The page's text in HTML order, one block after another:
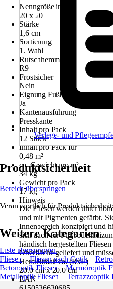
Nenngröße in cm
20 x 20
Stärke
1,6 cm
Sortierung
1. Wahl
Rutschhemmung
R9
Frostsicher
Nein
Eignung Fußbodenheizung
Ja
Kantenausführung
Presskante
Inhalt pro Pack
12 Stück
Inhalt pro Pack für
0,48 m²
ca. Gewicht pro m²
34 kg
Gewicht pro Pack
17 kg
Hinweis
Die Fliesen werden unter
und mit Pigmenten gefärbt.
Innenbereich konzipiert und
sich auch für
händisch hergestellten
Oberfläche geliefert und
Herstellmaß ca. (BxL)
20.0 cm x 20.0 cm
EAN
Verlege- und
Produktsicherheit
Bereich überspringen
Verantwortlich für
Weitere Kategorien
Liste überspringen
Fliesen
Fliesen nach Optik
Betonoptik Fliesen
Marmoroptik
Metalloptik Fliesen
Terrazzooptik